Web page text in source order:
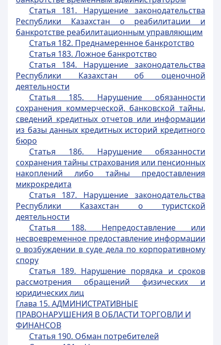
Статья 181. Нарушение законодательства
Республики Казахстан о реабилитации и
банкротстве реабилитационным управляющим
Статья 182. Преднамеренное банкротство
Статья 183. Ложное банкротство
Статья 184. Нарушение законодательства
Республики Казахстан об оценочной
деятельности
Статья 185. Нарушение обязанности
сохранения коммерческой, банковской тайны,
сведений кредитных отчетов или информации
из базы данных кредитных историй кредитного
бюро
Статья 186. Нарушение обязанности
сохранения тайны страхования или пенсионных
накоплений либо тайны предоставления
микрокредита
Статья 187. Нарушение законодательства
Республики Казахстан о туристской
деятельности
Статья 188. Непредоставление или
несвоевременное предоставление информации
о возбуждении в суде дела по корпоративному
спору
Статья 189. Нарушение порядка и сроков
рассмотрения обращений физических и
юридических лиц
Глава 15. АДМИНИСТРАТИВНЫЕ
ПРАВОНАРУШЕНИЯ В ОБЛАСТИ ТОРГОВЛИ И
ФИНАНСОВ
Статья 190. Обман потребителей